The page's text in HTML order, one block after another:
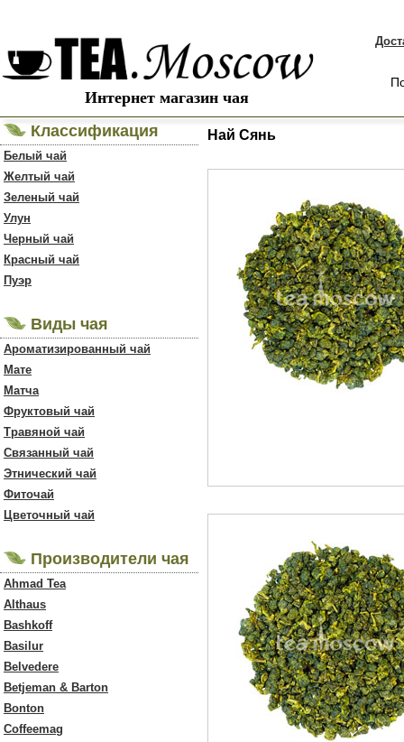
Интернет магазин чая
Классификация
Белый чай
Желтый чай
Зеленый чай
Улун
Черный чай
Красный чай
Пуэр
Виды чая
Ароматизированный чай
Мате
Матча
Фруктовый чай
Травяной чай
Связанный чай
Этнический чай
Фиточай
Цветочный чай
Производители чая
Ahmad Tea
Althaus
Bashkoff
Basilur
Belvedere
Betjeman & Barton
Bonton
Coffeemag
Най Сянь